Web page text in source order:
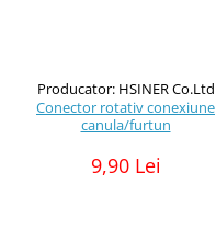
Producator: HSINER Co.Ltd
Conector rotativ conexiune
canula/furtun
9,90 Lei